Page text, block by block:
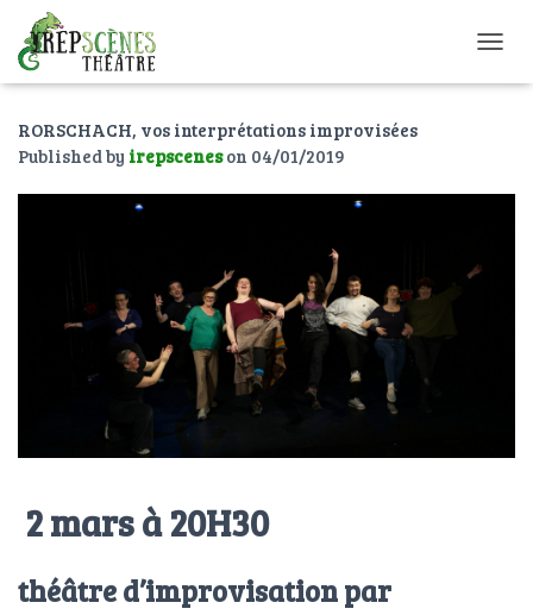
U
/
RORSCHACH, vos interprétations improvisées
Published by irepsceneson 04/01/2019
2 mars à 20H30
théâtre d’improvisation par